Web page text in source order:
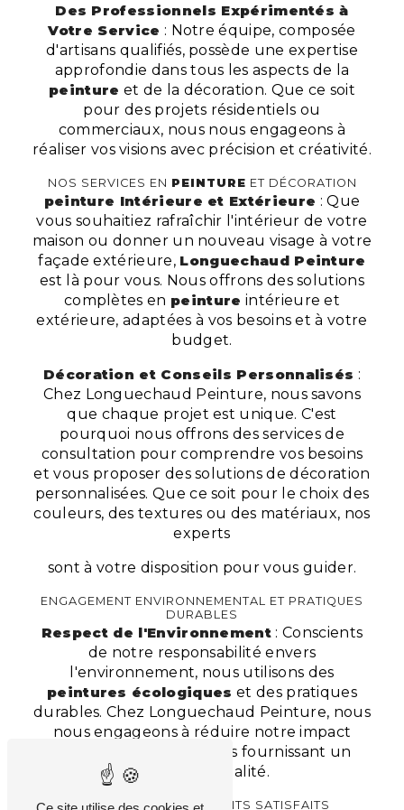
Des Professionnels Expérimentés à
Votre Service : Notre équipe, composée
d'artisans qualifiés, possède une expertise
approfondie dans tous les aspects de la
peinture et de la décoration. Que ce soit
pour des projets résidentiels ou
commerciaux, nous nous engageons à
réaliser vos visions avec précision et créativité.
NOS SERVICES EN PEINTURE ET DÉCORATION
peinture Intérieure et Extérieure : Que
vous souhaitiez rafraîchir l'intérieur de votre
maison ou donner un nouveau visage à votre
façade extérieure, Longuechaud Peinture
est là pour vous. Nous offrons des solutions
complètes en peinture intérieure et
extérieure, adaptées à vos besoins et à votre
budget.
Décoration et Conseils Personnalisés :
Chez Longuechaud Peinture, nous savons
que chaque projet est unique. C'est
pourquoi nous offrons des services de
consultation pour comprendre vos besoins
et vous proposer des solutions de décoration
personnalisées. Que ce soit pour le choix des
couleurs, des textures ou des matériaux, nos
experts
sont à votre disposition pour vous guider.
ENGAGEMENT ENVIRONNEMENTAL ET PRATIQUES
DURABLES
Respect de l'Environnement : Conscients
de notre responsabilité envers
l'environnement, nous utilisons des
peintures écologiques et des pratiques
durables. Chez Longuechaud Peinture, nous
nous engageons à réduire notre impact
écologique tout en vous fournissant un
service de qualité.
TÉMOIGNAGES DE CLIENTS SATISFAITS